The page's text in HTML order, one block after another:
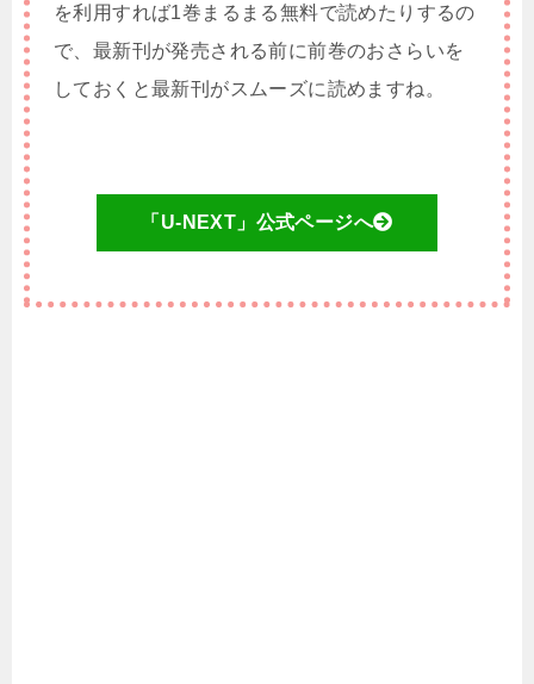
を利用すれば1巻まるまる無料で読めたりするの
で、最新刊が発売される前に前巻のおさらいを
しておくと最新刊がスムーズに読めますね。
「U-NEXT」公式ページへ